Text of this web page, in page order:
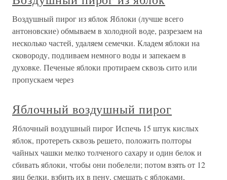
Воздушный пирог из яблок Яблоки (лучше всего
антоновские) обмываем в холодной воде, разрезаем на
несколько частей, удаляем семечки. Кладем яблоки на
сковороду, подливаем немного воды и запекаем в
духовке. Печеные яблоки протираем сквозь сито или
пропускаем через
Яблочный воздушный пирог
Яблочный воздушный пирог Испечь 15 штук кислых
яблок, протереть сквозь решето, положить полторы
чайных чашки мелко толченого сахару и один белок и
сбивать яблоки, чтобы они побелели; потом взять от 12
яиц белки, взбить их в пену, смешать с яблоками,